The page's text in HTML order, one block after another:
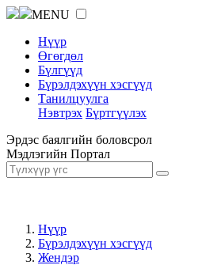
MENU
Нүүр
Өгөгдөл
Бүлгүүд
Бүрэлдэхүүн хэсгүүд
Танилцуулга
Нэвтрэх Бүртгүүлэх
Эрдэс баялгийн боловсрол
Мэдлэгийн Портал
Нүүр
Бүрэлдэхүүн хэсгүүд
Жендэр